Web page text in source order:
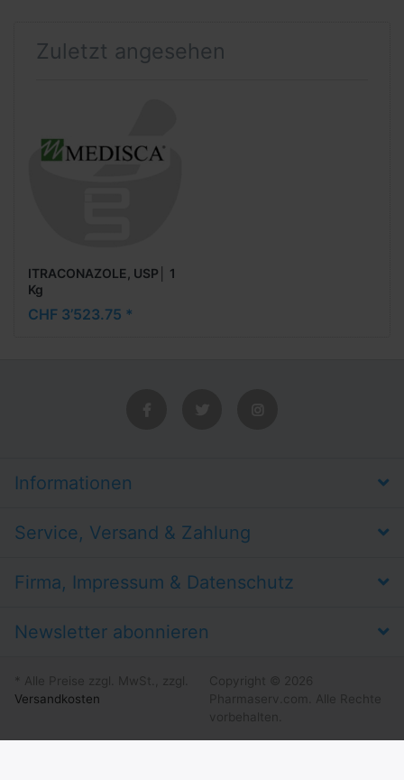
Zuletzt angesehen
ITRACONAZOLE, USP│ 1
Kg
CHF 3’523.75 *
Informationen
Service, Versand & Zahlung
Firma, Impressum & Datenschutz
Newsletter abonnieren
* Alle Preise zzgl. MwSt., zzgl.
Versandkosten
Copyright © 2026
Pharmaserv.com. Alle Rechte
vorbehalten.